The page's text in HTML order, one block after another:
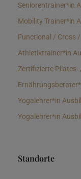
Seniorentrainer*in
Mobility Trainer*in
Functional / Cross
Athletiktrainer*in
Zertifizierte
Yogalehrer*in
Yogalehrer*in
Standorte